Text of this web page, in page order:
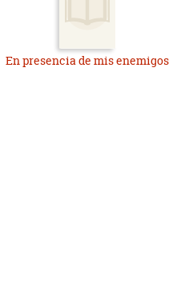
En presencia de mis enemigos